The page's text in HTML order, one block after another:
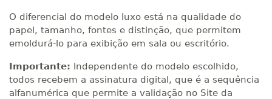
O diferencial do modelo luxo está na qualidade do
papel, tamanho, fontes e distinção, que permitem
emoldurá-lo para exibição em sala ou escritório.
Importante: Independente do modelo escolhido,
todos recebem a assinatura digital, que é a sequência
alfanumérica que permite a validação no Site da